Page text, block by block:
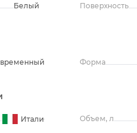
Белый Поверхность
Форма
Италия Объем, л